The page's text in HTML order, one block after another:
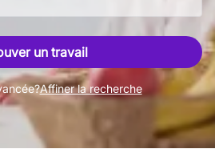
un travail
Affiner la recherche